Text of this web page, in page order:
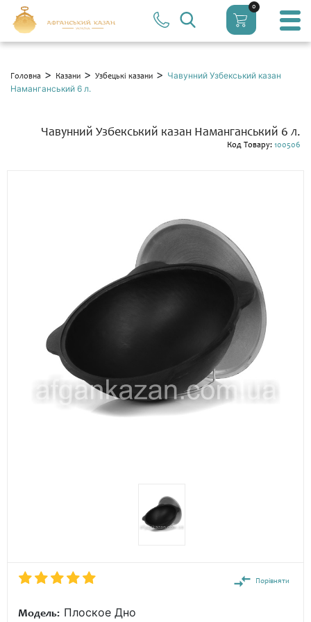
0
Головна > Казани > Узбецькі казани > Чавунний Узбекський казан
Наманганський 6 л.
Чавунний Узбекський казан Наманганський 6 л.
Код Товару: 100506
Порівняти
Модель: Плоское Дно